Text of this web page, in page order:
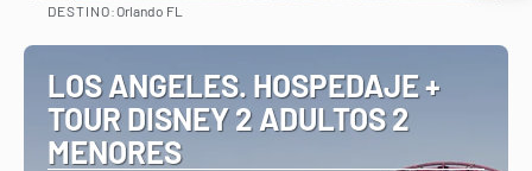
DESTINO:Orlando FL
LOS ANGELES. HOSPEDAJE +
TOUR DISNEY 2 ADULTOS 2
MENORES